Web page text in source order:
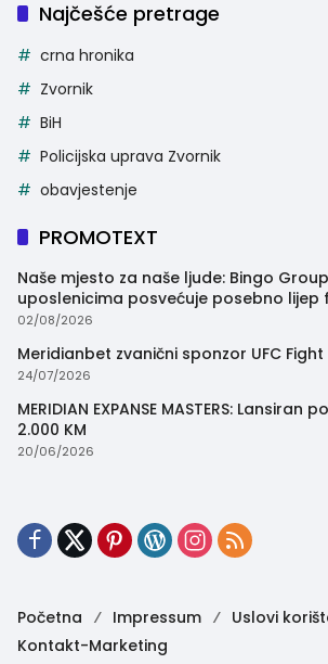
Najčešće pretrage
crna hronika
Zvornik
BiH
Policijska uprava Zvornik
obavjestenje
PROMOTEXT
Naše mjesto za naše ljude: Bingo
uposlenicima posvećuje posebno lijep
trenutak
02/08/2026
Meridianbet zvanični sponzor UFC
24/07/2026
MERIDIAN EXPANSE MASTERS:
2.000 KM
20/06/2026
Početna Impressum
Uslovi
Kontakt-Marketing